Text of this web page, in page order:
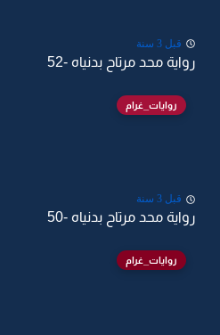
قبل 3 سنة
رواية محد مرتاح بدنياه -52
روايات_غرام
قبل 3 سنة
رواية محد مرتاح بدنياه -50
روايات_غرام